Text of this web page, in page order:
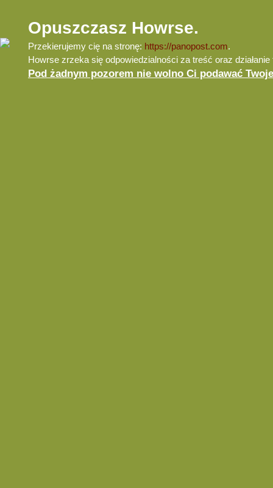
Opuszczasz Howrse.
Przekierujemy cię na stronę: https://panopost.com.
Howrse zrzeka się odpowiedzialności za treść oraz działanie
Pod żadnym pozorem nie wolno Ci podawać